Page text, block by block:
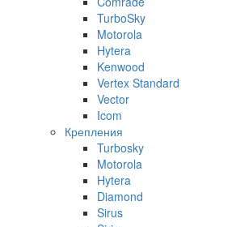
TurboSky
Motorola
Hytera
Kenwood
Vertex Standard
Vector
Icom
Крепления
Turbosky
Motorola
Hytera
Diamond
Sirus